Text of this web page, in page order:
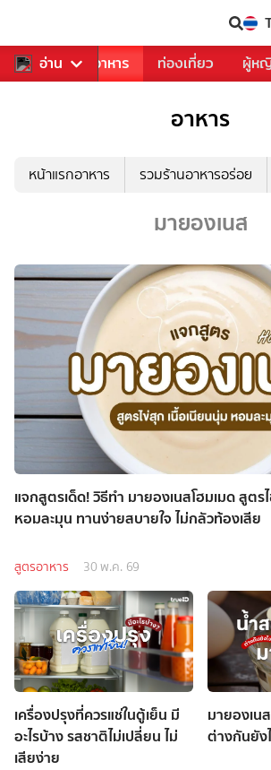
อ่าน
การเพลง อาหาร ท่องเที่ยว ผู้ห
อาหาร
หน้าแรกอาหาร รวมร้านอาหารอร่อย
มายองเนส
แจกสูตรเด็ด! วิธีทำ มายองเนสโฮมเมด สูตร
หอมละมุน ทานง่ายสบายใจ ไม่กลัวท้องเสีย
สูตรอาหาร 30 พ.ค. 69
เครื่องปรุงที่ควรแช่ในตู้เย็น มี
อะไรบ้าง รสชาติไม่เปลี่ยน ไม่
เสียง่าย
มายองเน
ต่างกันยัง